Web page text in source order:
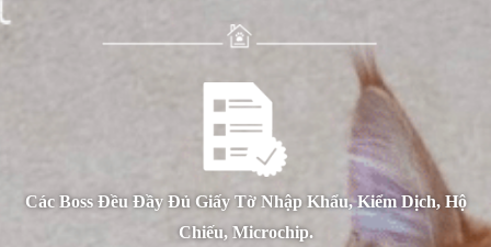
Các Boss Đều Đầy Đủ Giấy Tờ Nhập Khẩu, Kiểm Dịch, Hộ
Chiếu, Microchip.